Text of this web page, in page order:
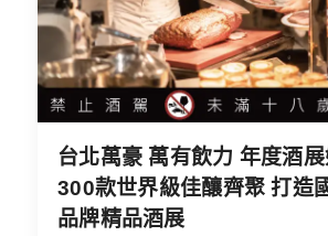
台北萬豪 萬有飲力 年度酒
300款世界級佳釀齊聚 打造
品牌精品酒展